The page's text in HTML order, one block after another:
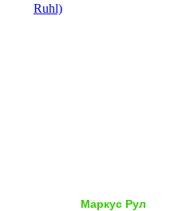
Маркус Рул